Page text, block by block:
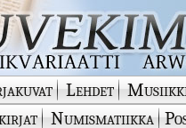
Lehdet
Numismatiikka